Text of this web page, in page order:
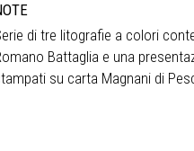
di tre litografie a colori
Battaglia e una
su carta Magnani di